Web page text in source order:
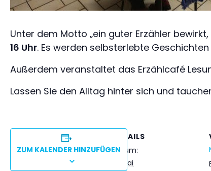
Unter dem Motto „ein guter Erzähler
16 Uhr. Es werden selbsterlebte
Außerdem veranstaltet das Erzählcafé
Lassen Sie den Alltag hinter sich und
ZUM KALENDER HINZUFÜGEN
DETAILS
Datum:
12. Mai